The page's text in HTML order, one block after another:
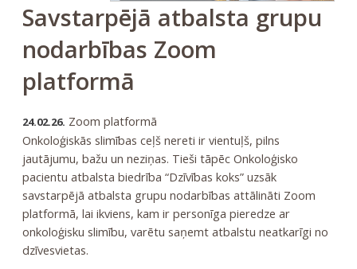
Savstarpējā atbalsta grupu
nodarbības Zoom
platformā
24.02.26. Zoom platformā
Onkoloģiskās slimības ceļš nereti ir vientuļš, pilns
jautājumu, bažu un neziņas. Tieši tāpēc Onkoloģisko
pacientu atbalsta biedrība “Dzīvības koks” uzsāk
savstarpējā atbalsta grupu nodarbības attālināti Zoom
platformā, lai ikviens, kam ir personīga pieredze ar
onkoloģisku slimību, varētu saņemt atbalstu neatkarīgi no
dzīvesvietas.